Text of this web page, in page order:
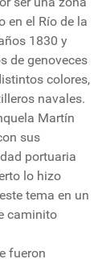
en el Río de la
1830 y
de genoveces
colores,
navales.
Martín
sus
portuaria
lo hizo
tema en un
caminito
fueron